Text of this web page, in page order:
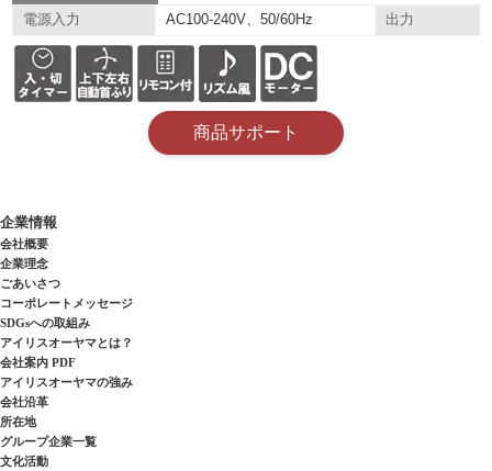
電源入力 AC100-240V、50/60Hz 出力
商品サポート
企業情報
会社概要
企業理念
ごあいさつ
コーポレートメッセージ
SDGsへの取組み
アイリスオーヤマとは？
会社案内 PDF
アイリスオーヤマの強み
会社沿革
所在地
グループ企業一覧
文化活動